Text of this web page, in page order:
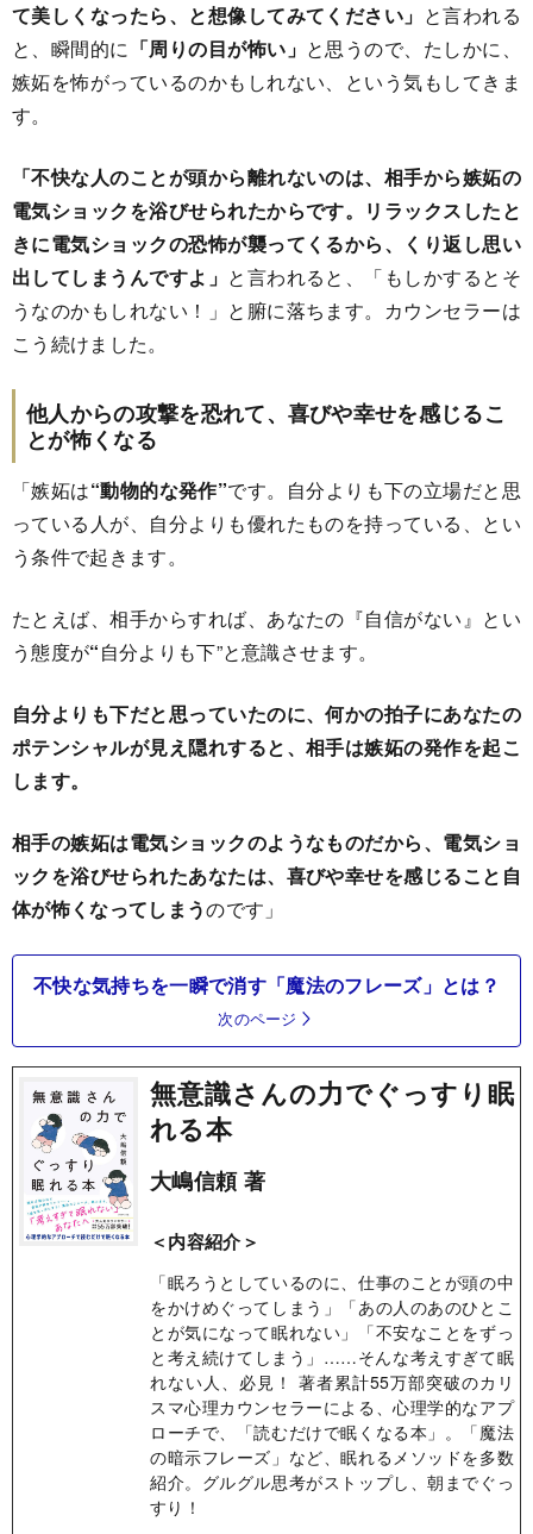
て美しくなったら、と想像してみてください」 と言われる
と、瞬間的に 「周りの目が怖い」 と思うので、たしかに、
嫉妬を怖がっているのかもしれない、という気もしてきま
す。
「不快な人のことが頭から離れないのは、相手から嫉妬の
電気ショックを浴びせられたからです。リラックスしたと
きに電気ショックの恐怖が襲ってくるから、くり返し思い
出してしまうんですよ」 と言われると、「もしかするとそ
うなのかもしれない！」と腑に落ちます。カウンセラーは
こう続けました。
他人からの攻撃を恐れて、喜びや幸せを感じるこ
とが怖くなる
「嫉妬は“動物的な発作”です。自分よりも下の立場だと思
っている人が、自分よりも優れたものを持っている、とい
う条件で起きます。
たとえば、相手からすれば、あなたの『自信がない』とい
う態度が“自分よりも下”と意識させます。
自分よりも下だと思っていたのに、何かの拍子にあなたの
ポテンシャルが見え隠れすると、相手は嫉妬の発作を起こ
します。
相手の嫉妬は電気ショックのようなものだから、電気ショ
ックを浴びせられたあなたは、喜びや幸せを感じること自
体が怖くなってしまうのです」
不快な気持ちを一瞬で消す「魔法のフレーズ」とは？
次のページ
無意識さんの力でぐっすり眠
れる本
大嶋信頼 著
＜内容紹介＞
「眠ろうとしているのに、仕事のことが頭の中
をかけめぐってしまう」「あの人のあのひとこ
とが気になって眠れない」「不安なことをずっ
と考え続けてしまう」……そんな考えすぎて眠
れない人、必見！ 著者累計55万部突破のカリ
スマ心理カウンセラーによる、心理学的なアプ
ローチで、「読むだけで眠くなる本」。「魔法
の暗示フレーズ」など、眠れるメソッドを多数
紹介。グルグル思考がストップし、朝までぐっ
すり！